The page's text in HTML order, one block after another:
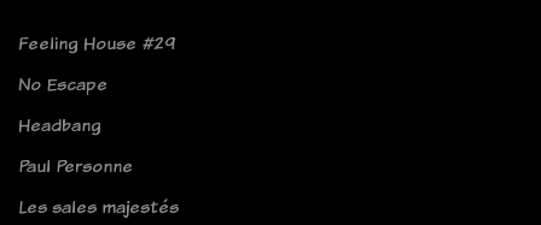
Feeling House #29
No Escape
Headbang
Paul Personne
Les sales majestés